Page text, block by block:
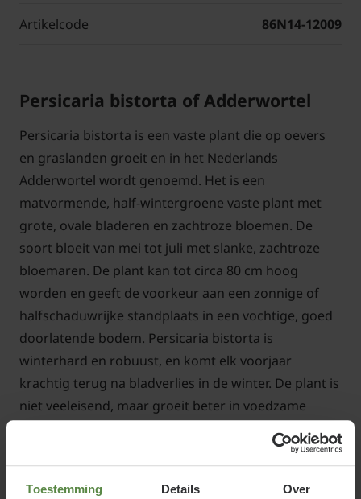
Toestemming Details Over
Artikelcode 86N14-12009
Persicaria bistorta of Adderwortel
Persicaria bistorta is een vaste plant die op oevers
en graslanden groeit en in het Nederlands
Adderwortel wordt genoemd. Het is een
matvormende, half-wintergroene vaste plant met
grote, ovale bladeren en zachtroze bloemen. De
soort bloeit van mei tot juli met slanke, zachtroze
bloemaren. De plant kan tot circa 80 cm hoog
worden en geeft de voorkeur aan een zonnige of
halfschaduwrijke standplaats in een vochtige, goed
doorlatende bodem. Persicaria bistorta is
winterhard en robuust, en komt elk voorjaar
krachtig terug na bladverlies in de winter. De plant is
niet veeleisend, maar groeit beter in voedzame